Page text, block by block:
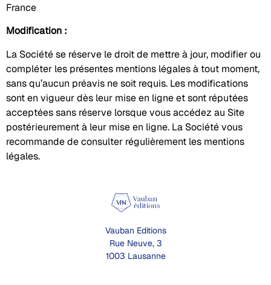
France
Modification :
La Société se réserve le droit de mettre à jour, modifier ou
compléter les présentes mentions légales à tout moment,
sans qu’aucun préavis ne soit requis. Les modifications
sont en vigueur dès leur mise en ligne et sont réputées
acceptées sans réserve lorsque vous accédez au Site
postérieurement à leur mise en ligne. La Société vous
recommande de consulter régulièrement les mentions
légales.
Vauban Editions
Rue Neuve, 3
1003 Lausanne